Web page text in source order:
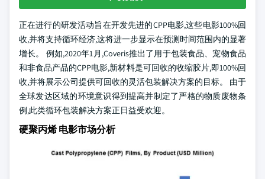
正在进行的研发活动旨在开发先进的CPP电影,这些电影100%回
收,并将支持循环经济,这将进一步显示在预测时间范围内的显著
增长。 例如,2020年1月,Coveris推出了用于包装食品、宠物食品
和非食品产品的CPP电影,新材料是可回收的收缩胶片,即100%回
收,并将展示公司提供可回收的灵活包装解决方案的目标。 由于
全球发达区域的环境意识得到提高并制定了严格的物质废物条
例,此类循环包装解决方案正日益受欢迎。
硬聚丙烯 电影市场分析